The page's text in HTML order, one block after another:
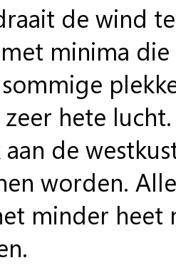
de wind
minima
zeer hete
de
worden.
minder